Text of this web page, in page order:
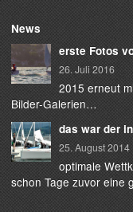
News
erste Fotos
26. Juli 2016
2015 erneut
Bilder-Galerien…
das war der
25. August 2014
optimale
schon Tage zuvor eine